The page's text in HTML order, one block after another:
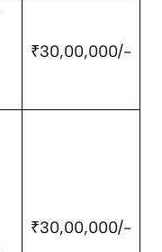
₹30,00,000/-
₹30,00,000/-